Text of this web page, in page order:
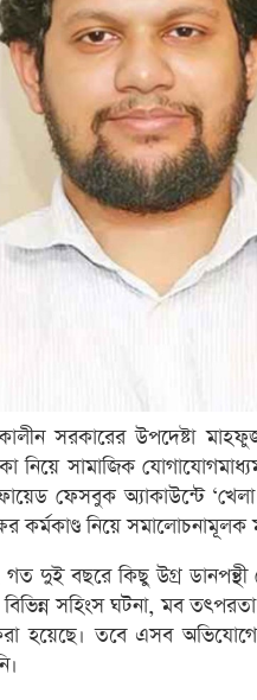
সরকারের উপদেষ্টা
নিয়ে সামাজিক
ফেসবুক অ্যাকাউন্টে
কর্মকাণ্ড নিয়ে সমালোচনামূলক
বছরে কিছু উগ্র ডানপন্থী
সহিংস ঘটনা, মব তৎপরতা
হয়েছে। তবে এসব অভিযোগের